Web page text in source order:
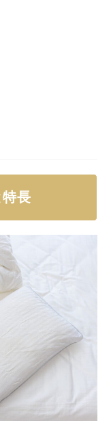
て重要な要素であ
きな影響を与え
メリットがあ
。
取り扱いが容易
予算を抑えたい方
分散の問題が生じ
優れたサポート性